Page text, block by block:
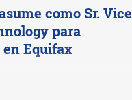
como Sr. Vice
para
Equifax